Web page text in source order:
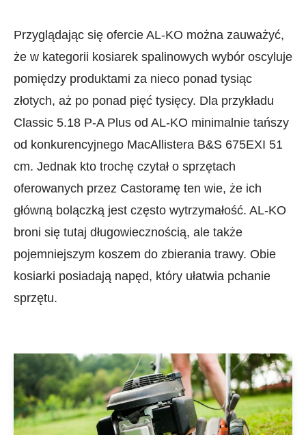
Przyglądając się ofercie AL-KO można zauważyć,
że w kategorii kosiarek spalinowych wybór oscyluje
pomiędzy produktami za nieco ponad tysiąc
złotych, aż po ponad pięć tysięcy. Dla przykładu
Classic 5.18 P-A Plus od AL-KO minimalnie tańszy
od konkurencyjnego MacAllistera B&S 675EXI 51
cm. Jednak kto trochę czytał o sprzętach
oferowanych przez Castoramę ten wie, że ich
główną bolączką jest często wytrzymałość. AL-KO
broni się tutaj długowiecznością, ale także
pojemniejszym koszem do zbierania trawy. Obie
kosiarki posiadają napęd, który ułatwia pchanie
sprzętu.